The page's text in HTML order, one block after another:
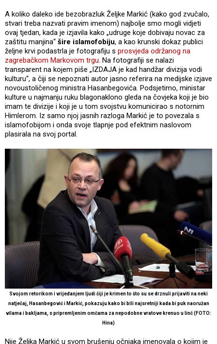
A koliko daleko ide bezobrazluk Željke Markić (kako god zvučalo,
stvari treba nazvati pravim imenom) najbolje smo mogli vidjeti
ovaj tjedan, kada je izjavila kako „udruge koje dobivaju novac za
zaštitu manjina“ šire islamofobiju, a kao krunski dokaz publici
željne krvi podastrla je fotografiju s prosvjeda održanog na
zagrebačkom Markovom trgu. Na fotografiji se nalazi
transparent na kojem piše „IZDAJA je kad handžar divizija vodi
kulturu“, a čiji se nepoznati autor jasno referira na medijske izjave
novoustoličenog ministra Hasanbegovića. Podsjetimo, ministar
kulture u najmanju ruku blagonaklono gleda na čovjeka koji je bio
imam te divizije i koji je u tom svojstvu komunicirao s notornim
Himlerom. Iz samo njoj jasnih razloga Markić je to povezala s
islamofobijom i onda svoje tlapnje pod efektnim naslovom
plasirala na svoj portal.
Svojom retorikom i vrijeđanjem ljudi čiji je krimen to što su se drznuli prijaviti na neki
natječaj, Hasanbegović i Markić, pokazuju kako bi bili najsretniji kada bi puk naoružan
vilama i bakljama, s pripremljenim omčama za nepodobne vratove krenuo u linč (FOTO:
Hina)
Nije Željka Markić u svom brušenju očnjaka imenovala o kojim je